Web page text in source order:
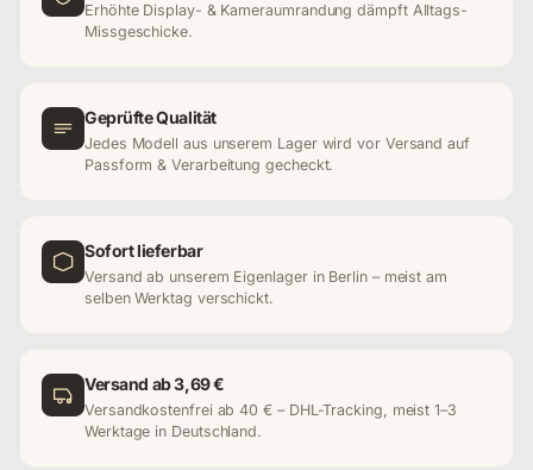
Erhöhte Display- & Kameraumrandung dämpft Alltags-
Missgeschicke.
Geprüfte Qualität
Jedes Modell aus unserem Lager wird vor Versand auf
Passform & Verarbeitung gecheckt.
Sofort lieferbar
Versand ab unserem Eigenlager in Berlin – meist am
selben Werktag verschickt.
Versand ab 3,69 €
Versandkostenfrei ab 40 € – DHL-Tracking, meist 1–3
Werktage in Deutschland.